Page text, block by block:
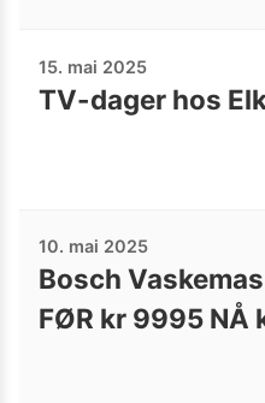
15. mai 2025
TV-dager hos
10. mai 2025
Bosch
FØR kr 9995 NÅ